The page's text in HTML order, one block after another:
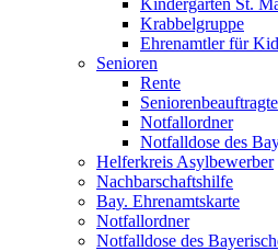
Kindergarten St.
Krabbelgruppe
Ehrenamtler für
Senioren
Rente
Seniorenbeauftragte
Notfallordner
Notfalldose des
Helferkreis Asylbewerber
Nachbarschaftshilfe
Bay. Ehrenamtskarte
Notfallordner
Notfalldose des